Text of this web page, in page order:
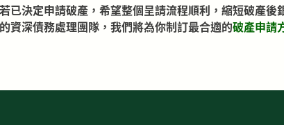
已決定申請破產，希望整個呈請流程順利，縮短破產
資深債務處理團隊，我們將為你制訂最合適的破產申請